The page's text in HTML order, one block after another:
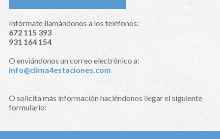
Infórmate llamándonos a los teléfonos:
672 115 393
931 164 154
O enviándonos un correo electrónico a:
info@clima4estaciones.com
O solicita más información haciéndonos llegar el siguiente
formulario: